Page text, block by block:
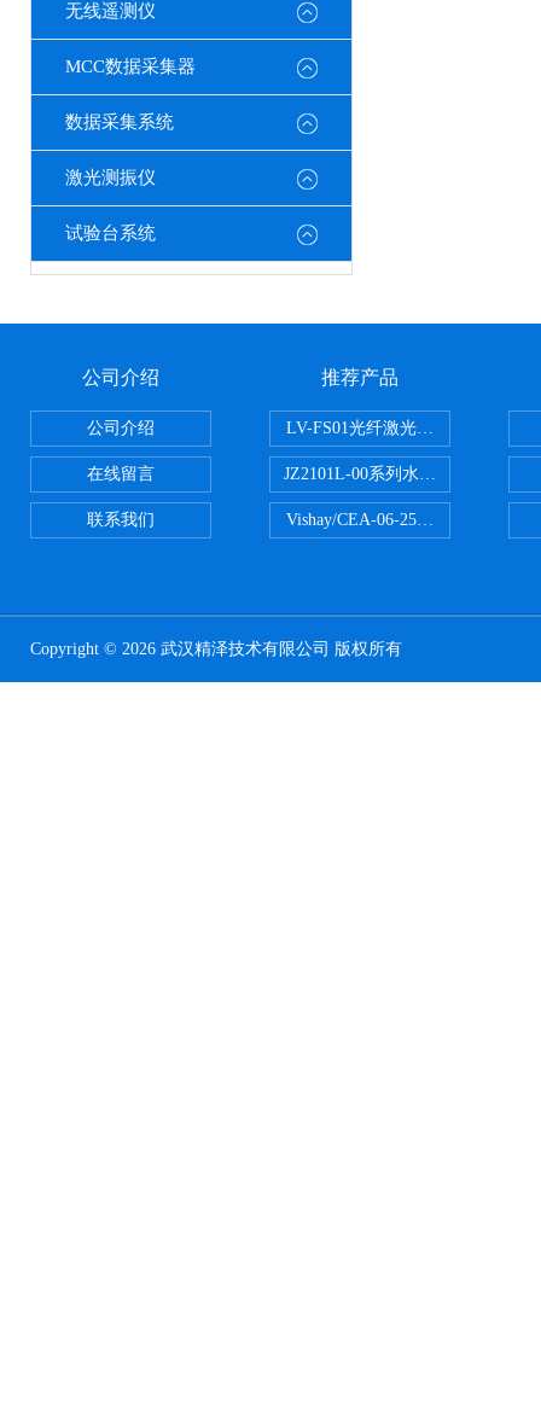
无线遥测仪
MCC数据采集器
数据采集系统
激光测振仪
试验台系统
公司介绍
公司介绍
在线留言
联系我们
推荐产品
LV-FS01光纤激光测振仪
JZ2101L-00系列水下自由场-爆炸
Vishay/CEA-06-250US-350美国威
Copyright © 2026 武汉精泽技术有限公司 版权所有